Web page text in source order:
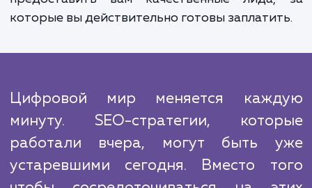
тенденциям рынка. Это позволяет
максимальную отдачу.
Учитывая конкуренцию в
цифровом мире, важно выбрать
партнера, который сможет поддержать
бизнес и помочь вам преуспеть. В
многих других агентств, мы не